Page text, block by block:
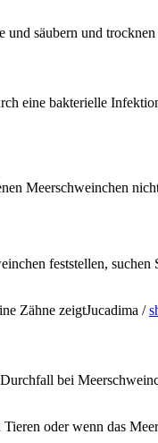
säubern und
eine bakterielle
Meerschweinchen
feststellen,
Jucadima /
bei
oder wenn das